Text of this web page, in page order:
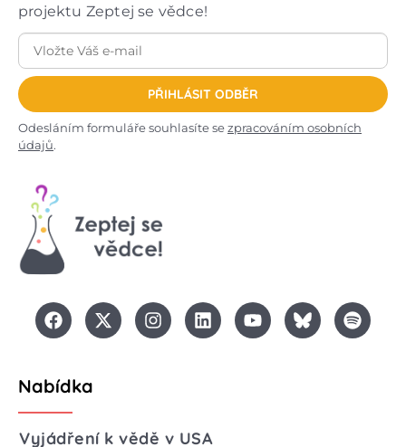
projektu Zeptej se vědce!
PŘIHLÁSIT ODBĚR
Odesláním formuláře souhlasíte sezpracováním osobních
údajů.
Nabídka
Vyjádření k vědě v USA